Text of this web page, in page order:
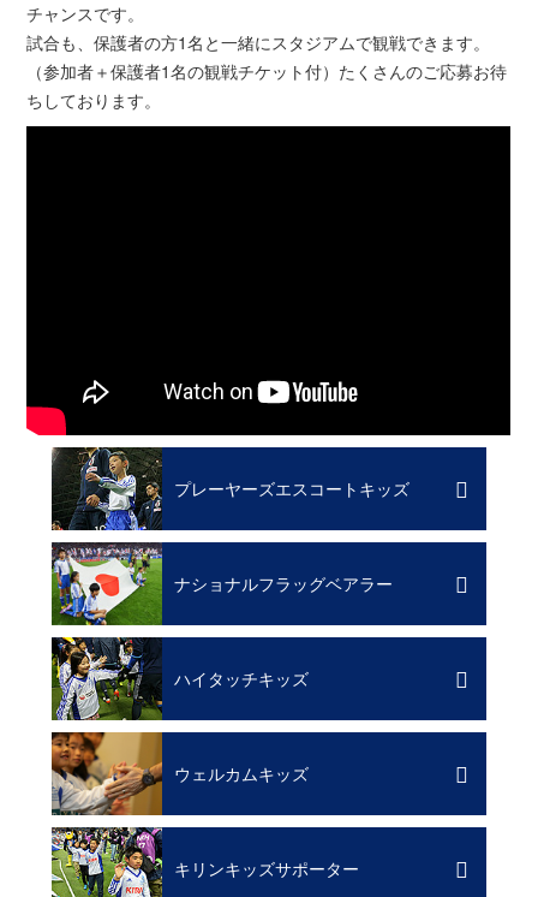
チャンスです。
試合も、保護者の方1名と一緒にスタジアムで観戦できます。
（参加者＋保護者1名の観戦チケット付）たくさんのご応募お待
ちしております。
プレーヤーズエスコートキッズ
ナショナルフラッグベアラー
ハイタッチキッズ
ウェルカムキッズ
キリンキッズサポーター